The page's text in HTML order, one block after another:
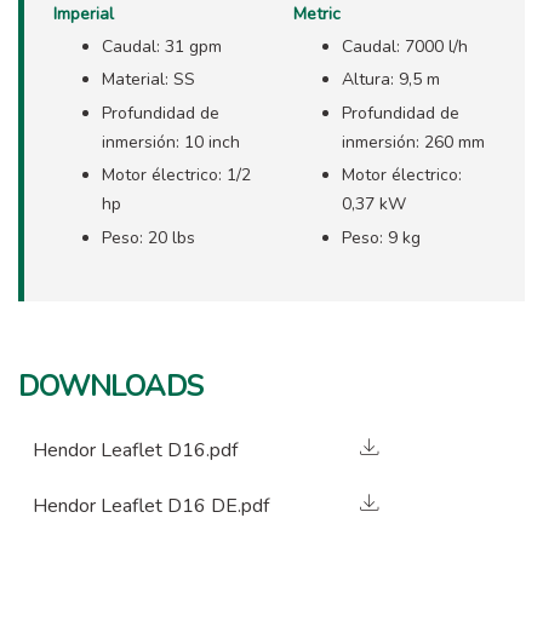
Metric
Caudal: 7000 l/h
Altura: 9,5 m
Profundidad de
inmersión: 260 mm
Motor électrico:
0,37 kW
Peso: 9 kg
Imperial
Caudal: 31 gpm
Material: SS
Profundidad de
inmersión: 10 inch
Motor électrico: 1/2
hp
Peso: 20 lbs
DOWNLOADS
Hendor Leaflet D16.pdf
Hendor Leaflet D16 DE.pdf